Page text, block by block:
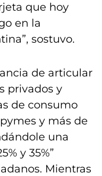
que hoy
en la
sostuvo.
de articular
privados y
de consumo
y más de
una
y 35%”
Mientras